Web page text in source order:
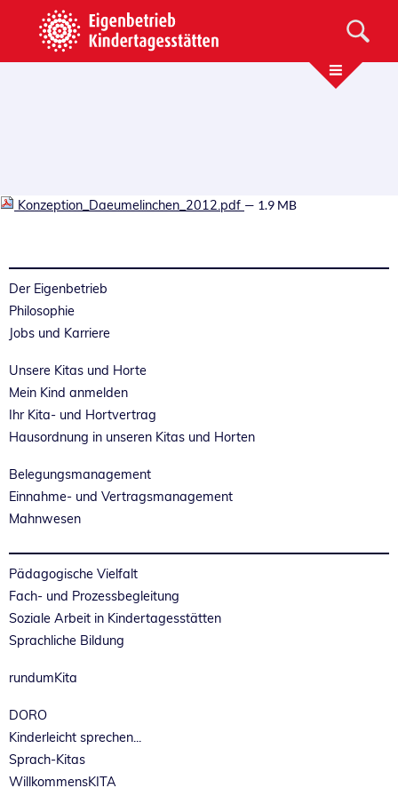
Konzeption_Daeumelinchen_2012.pdf — 1.9 MB
Der Eigenbetrieb
Philosophie
Jobs und Karriere
Unsere Kitas und Horte
Mein Kind anmelden
Ihr Kita- und Hortvertrag
Hausordnung in unseren Kitas und Horten
Belegungsmanagement
Einnahme- und Vertragsmanagement
Mahnwesen
Pädagogische Vielfalt
Fach- und Prozessbegleitung
Soziale Arbeit in Kindertagesstätten
Sprachliche Bildung
rundumKita
DORO
Kinderleicht sprechen...
Sprach-Kitas
WillkommensKITA